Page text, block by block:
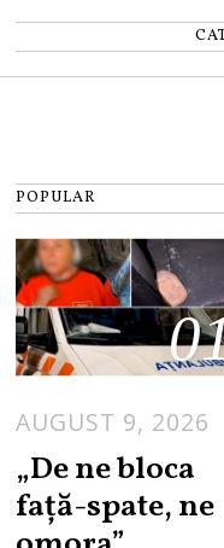
POPULAR
AUGUST 9, 2026
„De ne bloca
față-spate, ne